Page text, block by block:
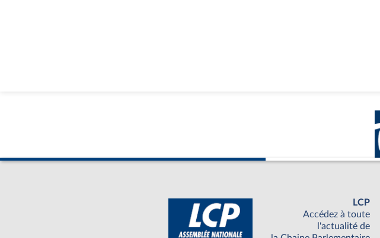
LCP
Accédez à toute
l'actualité de